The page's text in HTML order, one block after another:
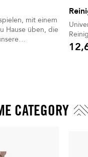
mit einem
Hause üben, die
spritzt, können
Jetzt ist
Preis
CATEGORY